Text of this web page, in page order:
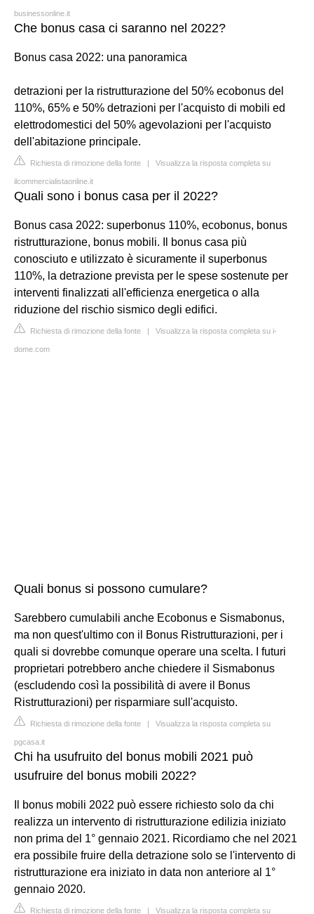
businessonline.it
Che bonus casa ci saranno nel 2022?
Bonus casa 2022: una panoramica
detrazioni per la ristrutturazione del 50% ecobonus del
110%, 65% e 50% detrazioni per l'acquisto di mobili ed
elettrodomestici del 50% agevolazioni per l'acquisto
dell'abitazione principale.
Richiesta di rimozione della fonte | Visualizza la risposta completa su
ilcommercialistaonline.it
Quali sono i bonus casa per il 2022?
Bonus casa 2022: superbonus 110%, ecobonus, bonus
ristrutturazione, bonus mobili. Il bonus casa più
conosciuto e utilizzato è sicuramente il superbonus
110%, la detrazione prevista per le spese sostenute per
interventi finalizzati all'efficienza energetica o alla
riduzione del rischio sismico degli edifici.
Richiesta di rimozione della fonte | Visualizza la risposta completa su i-
dome.com
Quali bonus si possono cumulare?
Sarebbero cumulabili anche Ecobonus e Sismabonus,
ma non quest'ultimo con il Bonus Ristrutturazioni, per i
quali si dovrebbe comunque operare una scelta. I futuri
proprietari potrebbero anche chiedere il Sismabonus
(escludendo così la possibilità di avere il Bonus
Ristrutturazioni) per risparmiare sull'acquisto.
Richiesta di rimozione della fonte | Visualizza la risposta completa su
pgcasa.it
Chi ha usufruito del bonus mobili 2021 può
usufruire del bonus mobili 2022?
Il bonus mobili 2022 può essere richiesto solo da chi
realizza un intervento di ristrutturazione edilizia iniziato
non prima del 1° gennaio 2021. Ricordiamo che nel 2021
era possibile fruire della detrazione solo se l'intervento di
ristrutturazione era iniziato in data non anteriore al 1°
gennaio 2020.
Richiesta di rimozione della fonte | Visualizza la risposta completa su